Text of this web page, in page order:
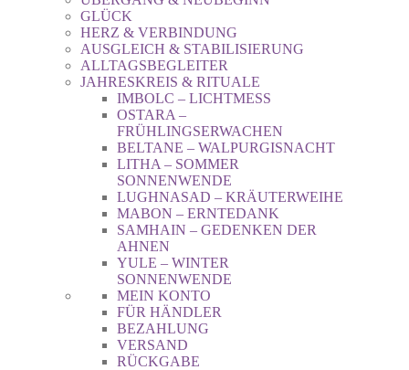
GLÜCK
HERZ & VERBINDUNG
AUSGLEICH & STABILISIERUNG
ALLTAGSBEGLEITER
JAHRESKREIS & RITUALE
IMBOLC – LICHTMESS
OSTARA –
FRÜHLINGSERWACHEN
BELTANE – WALPURGISNACHT
LITHA – SOMMER
SONNENWENDE
LUGHNASAD – KRÄUTERWEIHE
MABON – ERNTEDANK
SAMHAIN – GEDENKEN DER
AHNEN
YULE – WINTER
SONNENWENDE
MEIN KONTO
FÜR HÄNDLER
BEZAHLUNG
VERSAND
RÜCKGABE